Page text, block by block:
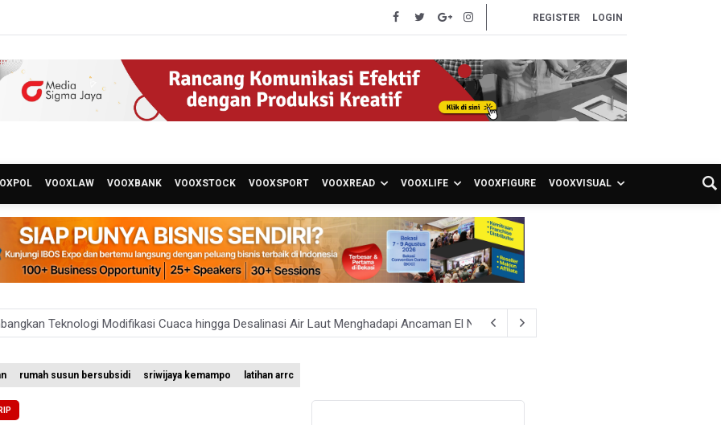
REGISTER LOGIN
VOOXLAW VOOXBANK VOOXSTOCK VOOXSPORT VOOXREAD VOOXLIFE VOOXFIGURE VOOXVISUAL
Teknologi Modifikasi Cuaca hingga Desalinasi Air Laut Menghadapi Ancaman El Nino
995 Pucuk Senjata, Yayasan Sekolah: Tak Ada Ekskul Menembak
Permintaan Kejaksaan Agung Periksa Febrie Adriansyah
rumah susun bersubsidi sriwijaya kemampo latihan arrc